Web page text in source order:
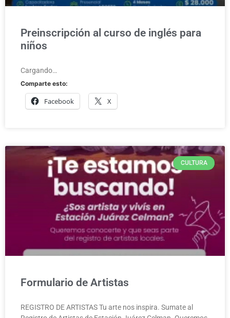
Preinscripción al curso de inglés para
niños
Cargando…
Comparte esto:
Facebook X
CULTURA
Formulario de Artistas
REGISTRO DE ARTISTAS Tu arte nos inspira. Sumate al